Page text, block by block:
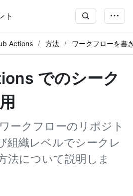
ト
Actions 方法 ワークフローを書
でのシーク
ークフローのリポジト
組織レベルでシークレ
法について説明しま